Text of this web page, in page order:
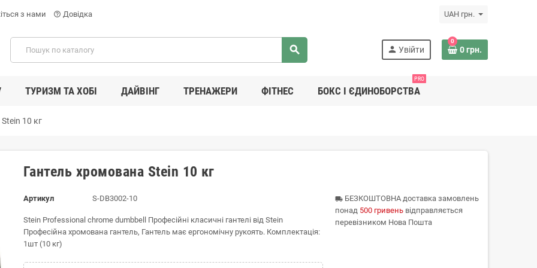
з нами help_outline Довідка UAH грн.
search person Увійти
0
0 грн.
ТУРИЗМ ТА ХОБІ ДАЙВІНГ ТРЕНАЖЕРИ ФІТНЕС БОКС І ЄДИНОБОРСТВА
PRO
10 кг
Гантель хромована Stein 10 кг
Артикул S-DB3002-10
Stein Рrofessional chrome dumbbell Професійні класичні гантелі від Stein
Професійна хромована гантель, Гантель має ергономічну рукоять. Комплектація:
1шт (10 кг)
local_shippingБЕЗКОШТОВНА доставка замовлень
понад 500 гривеньвідправляється
перевізником Нова Пошта